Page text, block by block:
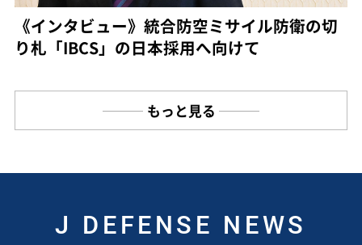
《インタビュー》統合防空ミサイル防衛の切
り札「IBCS」の日本採用へ向けて
もっと見る
J DEFENSE NEWS